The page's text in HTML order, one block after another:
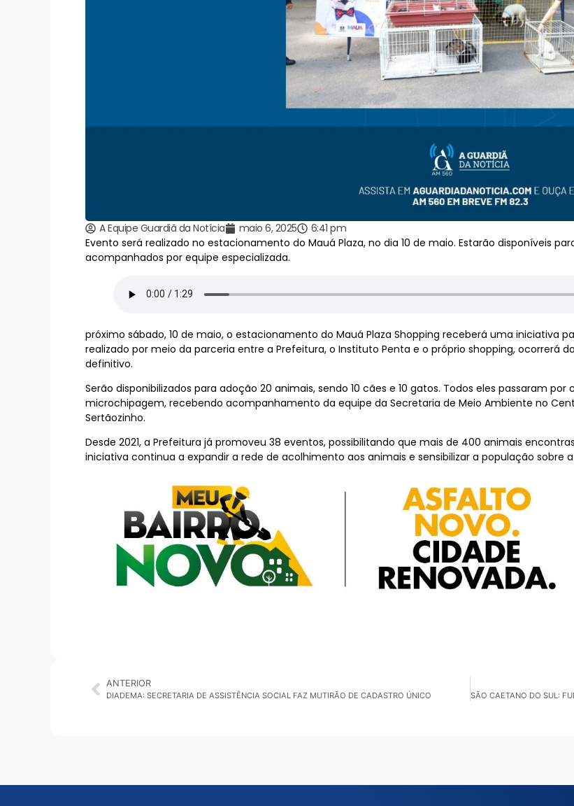
A Equipe Guardiã da Notícia maio 6, 2025
6:41 pm
Evento será realizado no estacionamento do Mauá Plaza, no dia 10 de maio. Estarão disponíveis
acompanhados por equipe especializada.
próximo sábado, 10 de maio, o estacionamento do Mauá Plaza Shopping receberá uma iniciativa
realizado por meio da parceria entre a Prefeitura, o Instituto Penta e o próprio shopping, ocorrerá
definitivo.
Serão disponibilizados para adoção 20 animais, sendo 10 cães e 10 gatos. Todos eles passaram
microchipagem, recebendo acompanhamento da equipe da Secretaria de Meio Ambiente no
Sertãozinho.
Desde 2021, a Prefeitura já promoveu 38 eventos, possibilitando que mais de 400 animais
iniciativa continua a expandir a rede de acolhimento aos animais e sensibilizar a população sobre
ANTERIOR
DIADEMA: SECRETARIA DE ASSISTÊNCIA SOCIAL FAZ MUTIRÃO DE CADASTRO ÚNICO